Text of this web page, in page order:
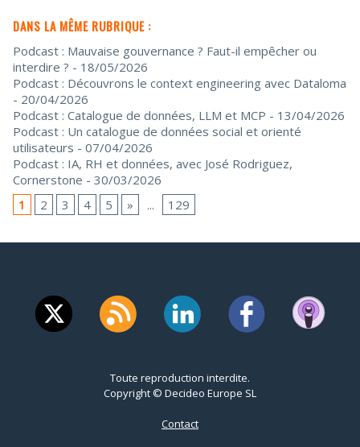
DANS LA MÊME RUBRIQUE :
Podcast : Mauvaise gouvernance ? Faut-il empêcher ou
interdire ? - 18/05/2026
Podcast : Découvrons le context engineering avec Dataloma
- 20/04/2026
Podcast : Catalogue de données, LLM et MCP - 13/04/2026
Podcast : Un catalogue de données social et orienté
utilisateurs - 07/04/2026
Podcast : IA, RH et données, avec José Rodriguez,
Cornerstone - 30/03/2026
1
2 3 4 5 » ... 129
Toute reproduction interdite.
Copyright © Decideo Europe SL
Contact